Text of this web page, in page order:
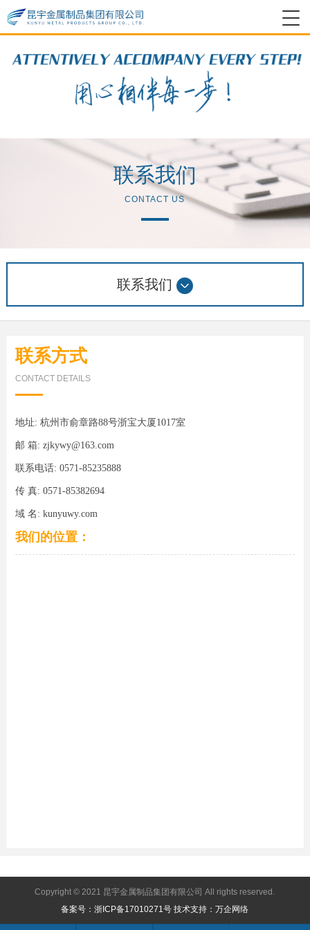
联系我们
CONTACT US
联系我们
联系方式
CONTACT DETAILS
地址: 杭州市俞章路88号浙宝大厦1017室
邮 箱: zjkywy@163.com
联系电话: 0571-85235888
传 真: 0571-85382694
域 名: kunyuwy.com
我们的位置：
Copyright © 2021 昆宇金属制品集团有限公司 All rights reserved.
备案号：浙ICP备17010271号 技术支持：万企网络